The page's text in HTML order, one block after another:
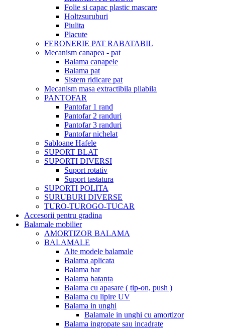
Folie si capac plastic mascare
Holtzsuruburi
Piulita
Placute
FERONERIE PAT RABATABIL
Mecanism canapea - pat
Balama canapele
Balama pat
Sistem ridicare pat
Mecanism masa extractibila pliabila
PANTOFAR
Pantofar 1 rand
Pantofar 2 randuri
Pantofar 3 randuri
Pantofar nichelat
Sabloane Hafele
SUPORT BLAT
SUPORTI DIVERSI
Suport rotativ
Suport tastatura
SUPORTI POLITA
SURUBURI DIVERSE
TURO-TUROGO-TUCAR
Accesorii pentru gradina
Balamale mobilier
AMORTIZOR BALAMA
BALAMALE
Alte modele balamale
Balama aplicata
Balama bar
Balama batanta
Balama cu apasare ( tip-on, push )
Balama cu lipire UV
Balama in unghi
Balamale in unghi cu amortizor
Balama ingropate sau incadrate